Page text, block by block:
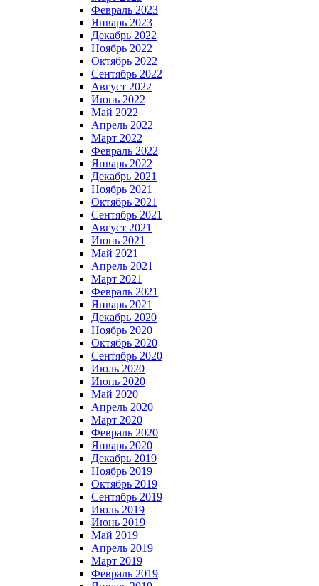
Февраль 2023
Январь 2023
Декабрь 2022
Ноябрь 2022
Октябрь 2022
Сентябрь 2022
Август 2022
Июнь 2022
Май 2022
Апрель 2022
Март 2022
Февраль 2022
Январь 2022
Декабрь 2021
Ноябрь 2021
Октябрь 2021
Сентябрь 2021
Август 2021
Июнь 2021
Май 2021
Апрель 2021
Март 2021
Февраль 2021
Январь 2021
Декабрь 2020
Ноябрь 2020
Октябрь 2020
Сентябрь 2020
Июль 2020
Июнь 2020
Май 2020
Апрель 2020
Март 2020
Февраль 2020
Январь 2020
Декабрь 2019
Ноябрь 2019
Октябрь 2019
Сентябрь 2019
Июль 2019
Июнь 2019
Май 2019
Апрель 2019
Март 2019
Февраль 2019